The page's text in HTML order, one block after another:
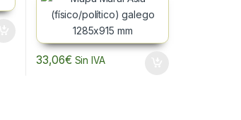
33,06€ Sin IVA